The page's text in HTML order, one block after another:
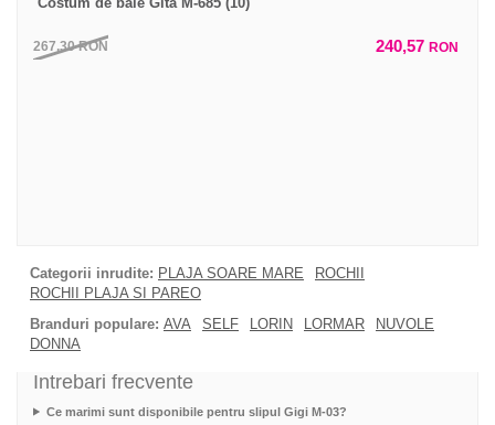
267,30RON 240,57 RON
Categorii inrudite: PLAJA SOARE MARE
ROCHII
ROCHII PLAJA SI PAREO
Branduri populare: AVA SELF LORIN LORMAR
NUVOLE
DONNA
Intrebari frecvente
Ce marimi sunt disponibile pentru slipul Gigi M-03?